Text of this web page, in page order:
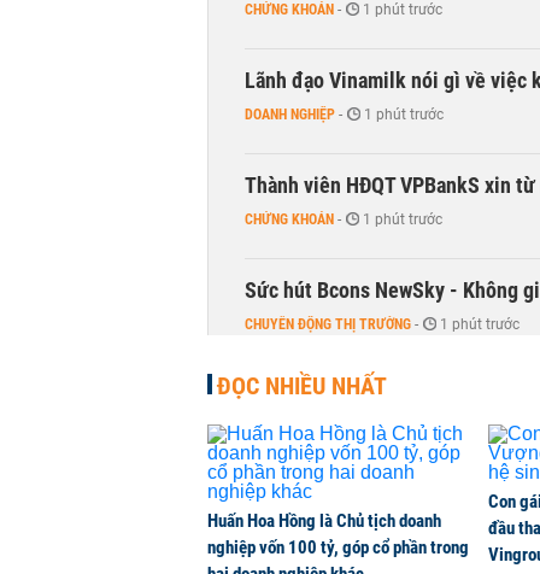
CHỨNG KHOÁN - 1 phút trước
Lãnh đạo Vinamilk nói gì về việc
DOANH NGHIỆP - 1 phút trước
Thành viên HĐQT VPBankS xin
CHỨNG KHOÁN - 1 phút trước
Sức hút Bcons NewSky - Không
CHUYỂN ĐỘNG THỊ TRƯỜNG - 1 phút trước
Chủ show 'Anh trai vượt ngàn
KINH DOANH - 1 phút trước
Trào lưu dùng AI giao dịch chứng
1 phút trước
ĐỌC NHIỀU NHẤT
Huấn Hoa Hồng là Chủ tịch doanh
nghiệp vốn 100 tỷ, góp cổ phần trong
Con
đầu